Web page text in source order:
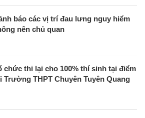
báo các vị trí đau lưng nguy hiểm
nên chủ quan
chức thi lại cho 100% thí sinh tại điểm
Trường THPT Chuyên Tuyên Quang